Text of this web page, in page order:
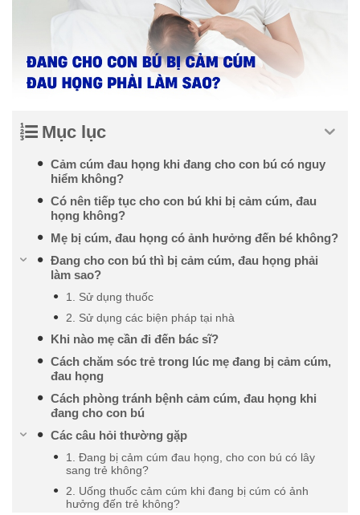
Mục lục
Cảm cúm đau họng khi đang cho con bú có nguy
hiểm không?
Có nên tiếp tục cho con bú khi bị cảm cúm, đau
họng không?
Mẹ bị cúm, đau họng có ảnh hưởng đến bé không?
Đang cho con bú thì bị cảm cúm, đau họng phải
làm sao?
1. Sử dụng thuốc
2. Sử dụng các biện pháp tại nhà
Khi nào mẹ cần đi đến bác sĩ?
Cách chăm sóc trẻ trong lúc mẹ đang bị cảm cúm,
đau họng
Cách phòng tránh bệnh cảm cúm, đau họng khi
đang cho con bú
Các câu hỏi thường gặp
1. Đang bị cảm cúm đau họng, cho con bú có lây
sang trẻ không?
2. Uống thuốc cảm cúm khi đang bị cúm có ảnh
hưởng đến trẻ không?